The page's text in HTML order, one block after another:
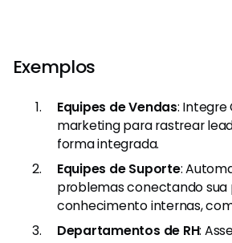
Exemplos
Equipes de Vendas:
marketing para rastrear
forma integrada.
Equipes de Suporte:
problemas conectando
conhecimento internas,
Departamentos de RH: